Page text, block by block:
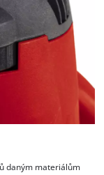
daným materiálům